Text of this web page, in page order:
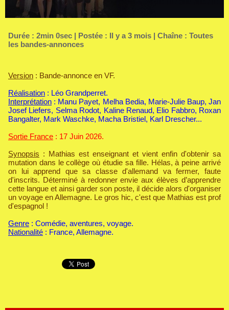
Durée : 2min 0sec | Postée : Il y a 3 mois | Chaîne : Toutes
les bandes-annonces
Version : Bande-annonce en VF.
Réalisation : Léo Grandperret.
Interprétation : Manu Payet, Melha Bedia, Marie-Julie Baup, Jan
Josef Liefers, Selma Rodot, Kaline Renaud, Elio Fabbro, Roxan
Bangalter, Mark Waschke, Macha Bristiel, Karl Drescher...
Sortie France : 17 Juin 2026.
Synopsis : Mathias est enseignant et vient enfin d'obtenir sa
mutation dans le collège où étudie sa fille. Hélas, à peine arrivé
on lui apprend que sa classe d'allemand va fermer, faute
d'inscrits. Déterminé à redonner envie aux élèves d’apprendre
cette langue et ainsi garder son poste, il décide alors d'organiser
un voyage en Allemagne. Le gros hic, c'est que Mathias est prof
d'espagnol !
Genre : Comédie, aventures, voyage.
Nationalité : France, Allemagne.